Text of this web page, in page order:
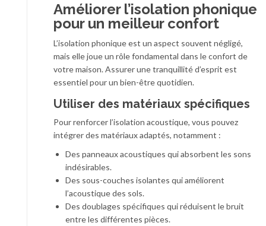
Améliorer l’isolation phonique
pour un meilleur confort
L’isolation phonique est un aspect souvent négligé,
mais elle joue un rôle fondamental dans le confort de
votre maison. Assurer une tranquillité d’esprit est
essentiel pour un bien-être quotidien.
Utiliser des matériaux spécifiques
Pour renforcer l’isolation acoustique, vous pouvez
intégrer des matériaux adaptés, notamment :
Des panneaux acoustiques qui absorbent les sons
indésirables.
Des sous-couches isolantes qui améliorent
l’acoustique des sols.
Des doublages spécifiques qui réduisent le bruit
entre les différentes pièces.